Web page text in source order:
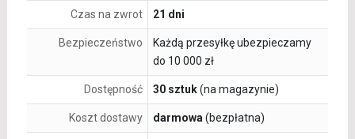
Czas na zwrot 21 dni
Bezpieczeństwo
Każdą przesyłkę ubezpieczamy
do 10 000 zł
Dostępność 30 sztuk(na magazynie)
Koszt dostawy darmowa (bezpłatna)